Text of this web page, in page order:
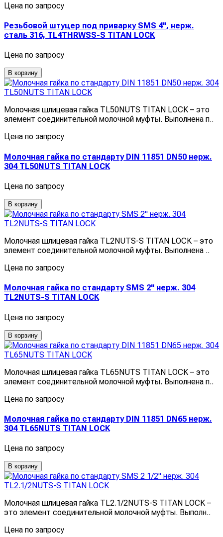
Цена по запросу
Резьбовой штуцер под приварку SMS 4", нерж.
сталь 316, TL4THRWSS-S TITAN LOCK
Цена по запросу
В корзину
Молочная шлицевая гайка TL50NUTS TITAN LOCK – это
элемент соединительной молочной муфты. Выполнена п..
Цена по запросу
Молочная гайка по стандарту DIN 11851 DN50 нерж.
304 TL50NUTS TITAN LOCK
Цена по запросу
В корзину
Молочная шлицевая гайка TL2NUTS-S TITAN LOCK – это
элемент соединительной молочной муфты. Выполнена ..
Цена по запросу
Молочная гайка по стандарту SMS 2" нерж. 304
TL2NUTS-S TITAN LOCK
Цена по запросу
В корзину
Молочная шлицевая гайка TL65NUTS TITAN LOCK – это
элемент соединительной молочной муфты. Выполнена п..
Цена по запросу
Молочная гайка по стандарту DIN 11851 DN65 нерж.
304 TL65NUTS TITAN LOCK
Цена по запросу
В корзину
Молочная шлицевая гайка TL2.1/2NUTS-S TITAN LOCK –
это элемент соединительной молочной муфты. Выполн..
Цена по запросу